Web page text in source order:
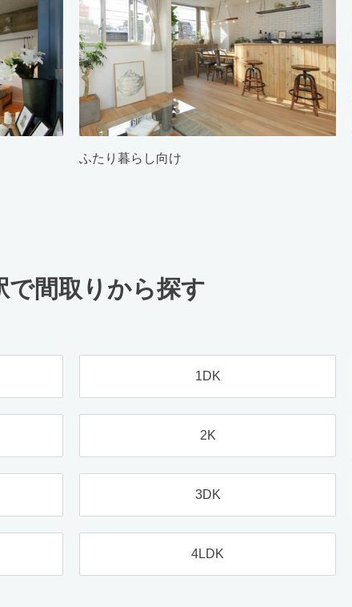
ふたり暮らし向け
で間取りから探す
1DK
2K
3DK
4LDK